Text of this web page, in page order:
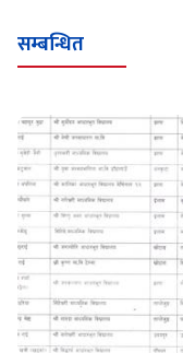
सम्बन्धित